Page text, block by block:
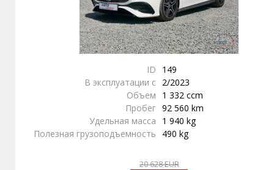
ID
149
В эксплуатации с 2/2023
Объем
1 332 ccm
Пробег 92 560 km
Удельная масса
1 940 kg
Полезная грузоподъемность
490 kg
20 628 EUR